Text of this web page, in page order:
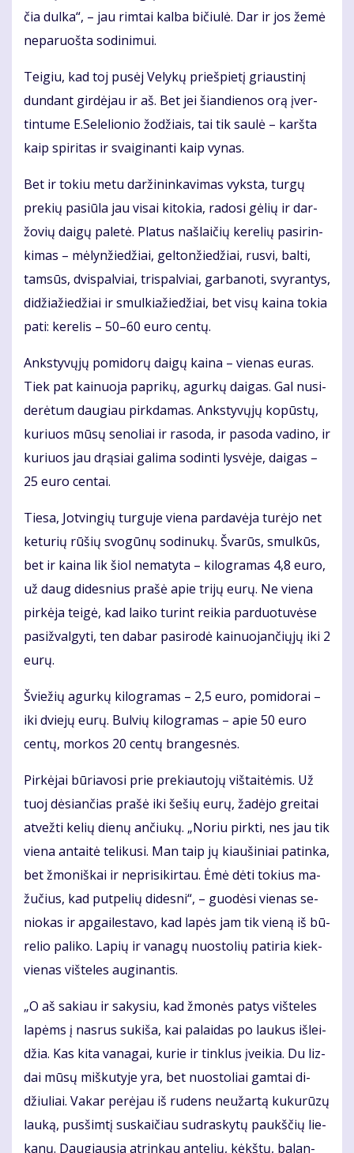
čia dul­ka“, – jau rim­tai kal­ba bi­čiu­lė. Dar ir jos že­mė
ne­pa­ruoš­ta so­di­ni­mui.
Tei­giu, kad toj pu­sėj Ve­ly­kų prieš­pie­tį griaus­ti­nį
dun­dant gir­dė­jau ir aš. Bet jei šian­die­nos orą įver­
tin­tu­me E.Se­le­lio­nio žo­džiais, tai tik sau­lė – karš­ta
kaip spi­ri­tas ir svai­gi­nan­ti kaip vy­nas.
Bet ir to­kiu me­tu dar­ži­nin­ka­vi­mas vyks­ta, tur­gų
pre­kių pa­siū­la jau vi­sai ki­to­kia, ra­do­si gė­lių ir dar­
žo­vių dai­gų pa­le­tė. Pla­tus naš­lai­čių ke­re­lių pa­si­rin­
ki­mas – mė­lyn­žie­džiai, gel­ton­žie­džiai, rus­vi, bal­ti,
tam­sūs, dvi­spal­viai, tri­spal­viai, gar­ba­no­ti, svy­ran­tys,
di­džia­žie­džiai ir smul­kia­žie­džiai, bet vi­sų kai­na to­kia
pa­ti: ke­re­lis – 50–60 eu­ro cen­tų.
Anks­ty­vų­jų po­mi­do­rų dai­gų kai­na – vie­nas eu­ras.
Tiek pat kai­nuo­ja pa­pri­kų, agur­kų dai­gas. Gal nu­si­
de­rė­tum dau­giau pirk­da­mas. Anks­ty­vų­jų ko­pūs­tų,
ku­riuos mū­sų se­no­liai ir ra­so­da, ir pa­so­da va­di­no, ir
ku­riuos jau drą­siai ga­li­ma so­din­ti lys­vė­je, dai­gas –
25 eu­ro cen­tai.
Tie­sa, Jot­vin­gių tur­gu­je vie­na par­da­vė­ja tu­rė­jo net
ke­tu­rių rū­šių svo­gū­nų so­di­nu­kų. Šva­rūs, smul­kūs,
bet ir kai­na lik šiol ne­ma­ty­ta – ki­log­ra­mas 4,8 eu­ro,
už daug di­des­nius pra­šė apie tri­jų eu­rų. Ne vie­na
pir­kė­ja tei­gė, kad lai­ko tu­rint rei­kia par­duo­tu­vė­se
pa­si­žval­gy­ti, ten da­bar pa­si­ro­dė kai­nuo­jan­čių­jų iki 2
eu­rų.
Švie­žių agur­kų ki­log­ra­mas – 2,5 eu­ro, po­mi­do­rai –
iki dvie­jų eu­rų. Bul­vių ki­log­ra­mas – apie 50 eu­ro
cen­tų, mor­kos 20 cen­tų bran­ges­nės.
Pir­kė­jai bū­ria­vo­si prie pre­kiau­to­jų viš­tai­tė­mis. Už
tuoj dė­sian­čias pra­šė iki še­šių eu­rų, ža­dė­jo grei­tai
at­vež­ti ke­lių die­nų an­čiu­kų. „No­riu pirk­ti, nes jau tik
vie­na an­tai­tė te­li­ku­si. Man taip jų kiau­ši­niai pa­tin­ka,
bet žmo­niš­kai ir ne­pri­si­kir­tau. Ėmė dė­ti to­kius ma­
žu­čius, kad put­pe­lių di­des­ni“, – guo­dė­si vie­nas se­
nio­kas ir ap­gai­les­ta­vo, kad la­pės jam tik vie­ną iš bū­
re­lio pa­li­ko. La­pių ir va­na­gų nuos­to­lių pa­ti­ria kiek­
vie­nas viš­te­les au­gi­nan­tis.
„O aš sa­kiau ir sa­ky­siu, kad žmo­nės pa­tys viš­te­les
la­pėms į nas­rus su­ki­ša, kai pa­lai­das po lau­kus iš­lei­
džia. Kas ki­ta va­na­gai, ku­rie ir tin­klus įvei­kia. Du liz­
dai mū­sų miš­ku­ty­je yra, bet nuos­to­liai gam­tai di­
džiu­liai. Va­kar per­ėjau iš ru­dens ne­už­ar­tą ku­ku­rū­zų
lau­ką, pus­šim­tį su­skai­čiau su­dras­ky­tų paukš­čių lie­
ka­nų. Dau­giau­sia at­rin­kau an­te­lių, kėkš­tų, ba­lan­